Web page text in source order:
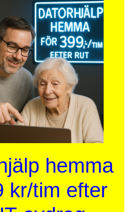
hemma
kr/tim efter